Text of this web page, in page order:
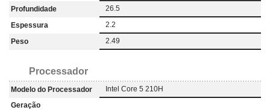
Profundidade
26.5
Espessura
2.2
Peso
2.49
Processador
Modelo do Processador
Intel Core 5 210H
Geração